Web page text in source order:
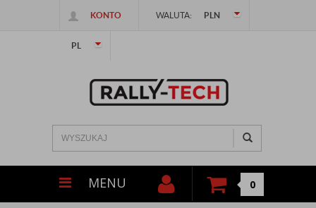
KONTO WALUTA: PLN
PL
MENU 0